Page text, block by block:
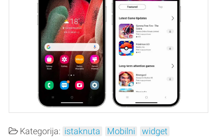
Kategorija: istaknuta Mobilni widget